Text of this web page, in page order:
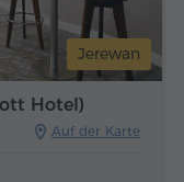
Jerewan
Hotel)
Auf der Karte